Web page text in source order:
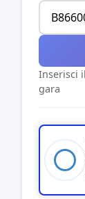
Inserisci
gara